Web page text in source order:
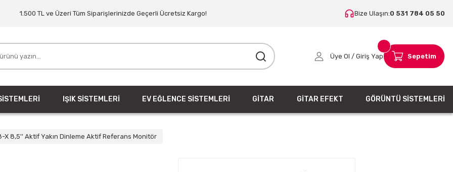
1.500 TL ve Üzeri Tüm Siparişlerinizde Geçerli Ücretsiz Kargo! Bize Ulaşın:0 531 784 05 50
Üye Ol / Giriş Yap Sepetim
IŞIK SİSTEMLERİ EV EĞLENCE SİSTEMLERİ GİTAR GİTAR EFEKT GÖRÜNTÜ SİSTEMLERİ
X 8,5'' Aktif Yakın Dinleme Aktif Referans Monitör